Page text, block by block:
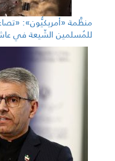
منظَّمة «أمريكيُّون»: «تصاعد
للمُسلمين الشّيعة في عاشوراء